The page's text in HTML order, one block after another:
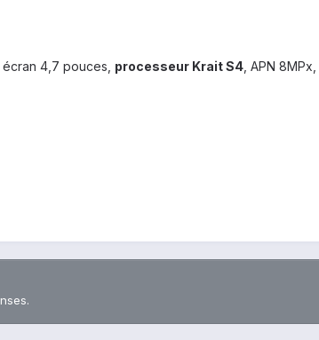
4,7 pouces, processeur Krait S4 , APN